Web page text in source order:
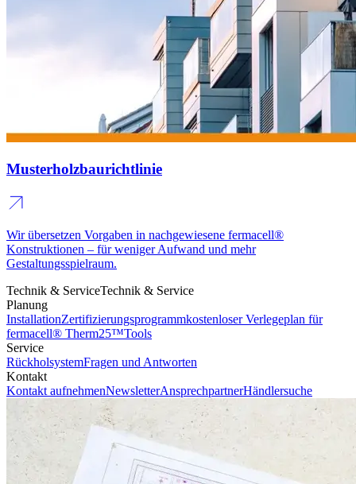
Musterholzbaurichtlinie
Wir übersetzen Vorgaben in nachgewiesene fermacell®
Konstruktionen – für weniger Aufwand und mehr
Gestaltungsspielraum.
Technik & ServiceTechnik & Service
Planung
InstallationZertifizierungsprogrammkostenloser Verlegeplan für
fermacell® Therm25™Tools
Service
RückholsystemFragen und Antworten
Kontakt
Kontakt aufnehmenNewsletterAnsprechpartnerHändlersuche